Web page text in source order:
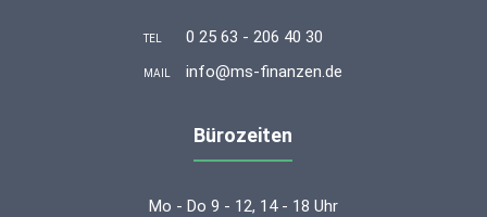
TEL 0 25 63 - 206 40 30
MAIL info@ms-finanzen.de
Bürozeiten
Mo - Do 9 - 12, 14 - 18 Uhr